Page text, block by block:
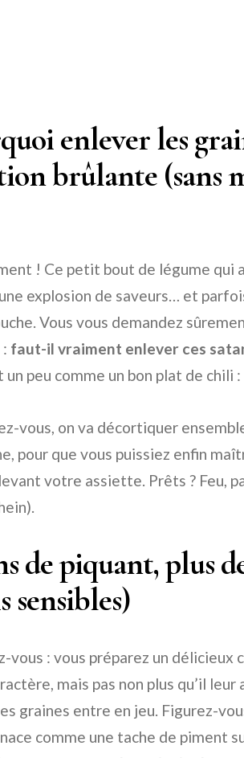
enlever les
brûlante (sans
! Ce petit bout de légume qui
explosion de saveurs… et
Vous vous demandez
faut-il vraiment enlever ces
un peu comme un bon plat de chili
vous, on va décortiquer
pour que vous puissiez enfin
votre assiette. Prêts ? Feu,
de piquant, plus
sensibles)
vous : vous préparez un délicieux
mais pas non plus qu’il
graines entre en jeu. Figurez-
comme une tache de piment